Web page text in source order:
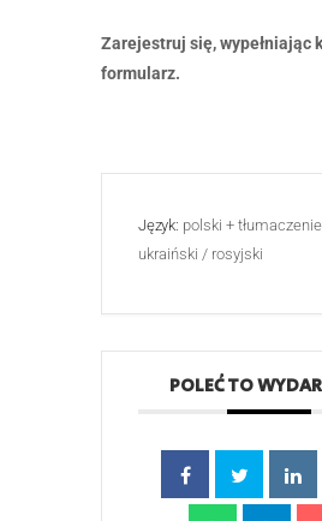
Zarejestruj się, wypełniając
formularz.
Język: polski +
ukraiński / rosyjski
POLEĆ TO